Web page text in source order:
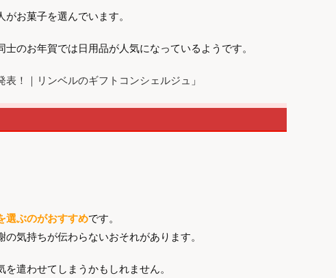
お菓子を選んでいます。
のお年賀では日用品が人気になっているようです。
！｜リンベルのギフトコンシェルジュ 」
選ぶのがおすすめです。
気持ちが伝わらないおそれがあります。
遣わせてしまうかもしれません。